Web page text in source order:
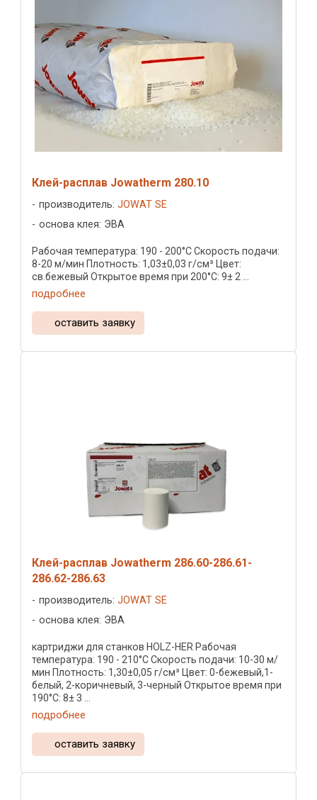
Клей-расплав Jowatherm 280.10
производитель: JOWAT SE
основа клея: ЭВА
Рабочая температура: 190 - 200°C Скорость подачи:
8-20 м/мин Плотность: 1,03±0,03 г/см³ Цвет:
св.бежевый Открытое время при 200°C: 9± 2 ...
подробнее
оставить заявку
Клей-расплав Jowatherm 286.60-286.61-
286.62-286.63
производитель: JOWAT SE
основа клея: ЭВА
картриджи для станков HOLZ-HER Рабочая
температура: 190 - 210°C Скорость подачи: 10-30 м/
мин Плотность: 1,30±0,05 г/см³ Цвет: 0-бежевый,1-
белый, 2-коричневый, 3-черный Открытое время при
190°C: 8± 3 ...
подробнее
оставить заявку